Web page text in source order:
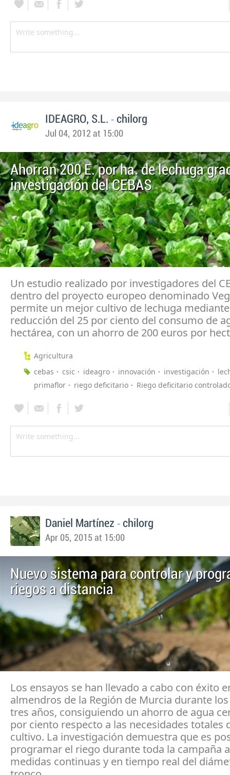
IDEAGRO, S.L. - chilorg
Jul 04, 2012 at 15:00
Ahorran 200 E. por ha. de lechuga
investigación del CEBAS
Un estudio realizado por investigadores del
dentro del proyecto europeo denominado
permite un mejor cultivo de lechuga
reducción del 25 por ciento del consumo de
hectárea, con un ahorro de 200 euros por
Agricultura
cebas
csic ideagro innovación investigación
primaflor
riego deficitario Riego deficitario
Daniel Martínez - chilorg
Apr 05, 2015 at 15:00
Nuevo sistema para controlar y
riegos a distancia
Los ensayos se han llevado a cabo con éxito
almendros de la Región de Murcia durante
tres años, consiguiendo un ahorro de agua
por ciento respecto a las necesidades totales
cultivo. La investigación demuestra que es
programar el riego durante toda la campaña
medidas continuas y en tiempo real del